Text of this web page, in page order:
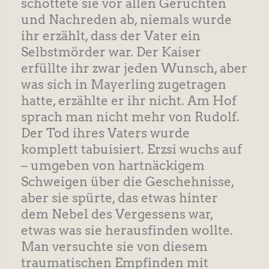
schottete sie vor allen Gerüchten
und Nachreden ab, niemals wurde
ihr erzählt, dass der Vater ein
Selbstmörder war. Der Kaiser
erfüllte ihr zwar jeden Wunsch, aber
was sich in Mayerling zugetragen
hatte, erzählte er ihr nicht. Am Hof
sprach man nicht mehr von Rudolf.
Der Tod ihres Vaters wurde
komplett tabuisiert. Erzsi wuchs auf
– umgeben von hartnäckigem
Schweigen über die Geschehnisse,
aber sie spürte, das etwas hinter
dem Nebel des Vergessens war,
etwas was sie herausfinden wollte.
Man versuchte sie von diesem
traumatischen Empfinden mit